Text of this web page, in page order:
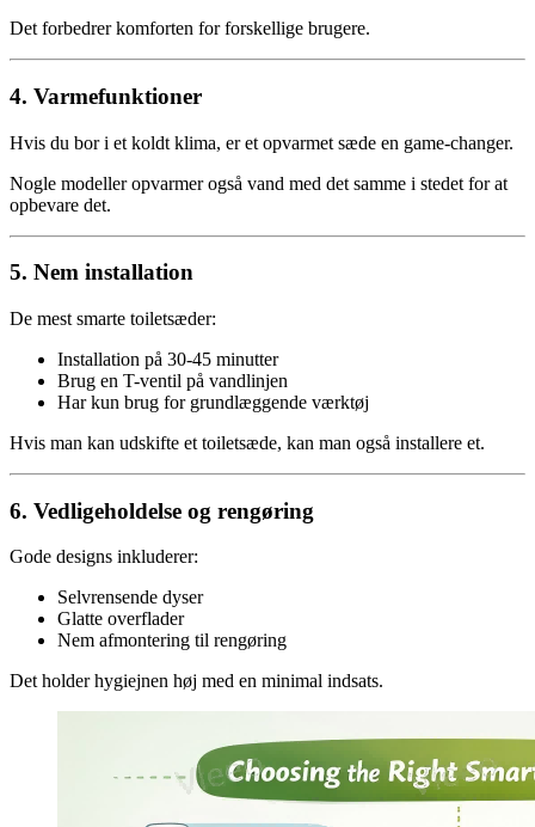
Det forbedrer komforten for forskellige brugere.
4. Varmefunktioner
Hvis du bor i et koldt klima, er et opvarmet sæde en game-changer.
Nogle modeller opvarmer også vand med det samme i stedet for at
opbevare det.
5. Nem installation
De mest smarte toiletsæder:
Installation på 30-45 minutter
Brug en T-ventil på vandlinjen
Har kun brug for grundlæggende værktøj
Hvis man kan udskifte et toiletsæde, kan man også installere et.
6. Vedligeholdelse og rengøring
Gode designs inkluderer:
Selvrensende dyser
Glatte overflader
Nem afmontering til rengøring
Det holder hygiejnen høj med en minimal indsats.